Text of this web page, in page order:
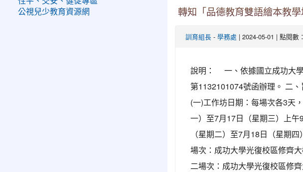
轉知「品德教育雙語繪本教學
訓育組長 - 學務處 | 2024-05-01 | 點閱數
說明： 一、依據國立成功大
第1132101074號函辦理。 二
(一)工作坊日期：每場次各3天
一）至7月17日（星期三）上
（星期二）至7月18日（星期
場次：成功大學光復校區修齊
二場次：成功大學光復校區修
公視兒少教育資源網